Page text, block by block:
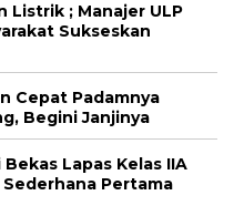
Listrik ; Manajer ULP
Sukseskan
Cepat Padamnya
Begini Janjinya
Lapas Kelas IIA
Pertama